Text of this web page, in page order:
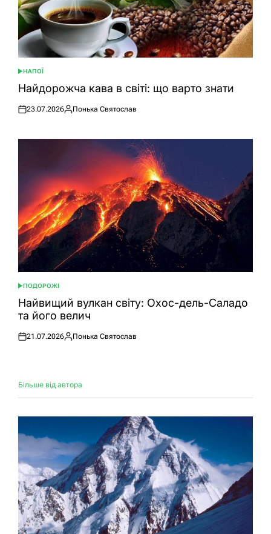
ОПУБЛІКУВАТИ
У
НАПОЇ
Найдорожча кава в світі: що варто знати
Оприлюднено
23.07.2026
Опубліковано
Понька Святослав
ОПУБЛІКУВАТИ
У
ПОДОРОЖІ
Найвищий вулкан світу: Охос-дель-Саладо
та його велич
Оприлюднено
21.07.2026
Опубліковано
Понька Святослав
Більше від автора